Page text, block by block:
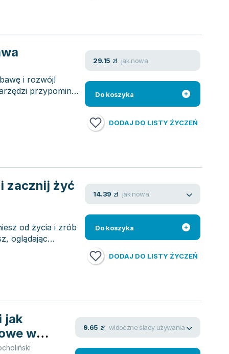
i rozwój!
przypomina
29.15 zł jak nowa
Do koszyka
DODAJ DO LISTY ŻYCZEŃ
zacznij żyć
od życia i zrób
oglądając
14.39 zł jak nowa
Do koszyka
DODAJ DO LISTY ŻYCZEŃ
jak
w
9.65 zł widoczne ślady używania